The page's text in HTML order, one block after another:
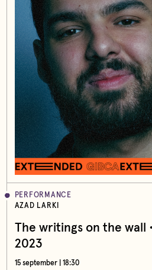
PERFORMANCE
AZAD LARKI
The writings on the wall
2023
15 september | 18:30